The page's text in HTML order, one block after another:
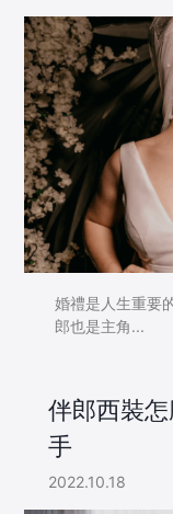
婚禮是人生重要
郎也是主角...
伴郎西裝
手
2022.10.18